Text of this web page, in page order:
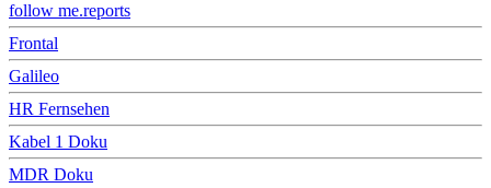
follow me.reports
Frontal
Galileo
HR Fernsehen
Kabel 1 Doku
MDR Doku